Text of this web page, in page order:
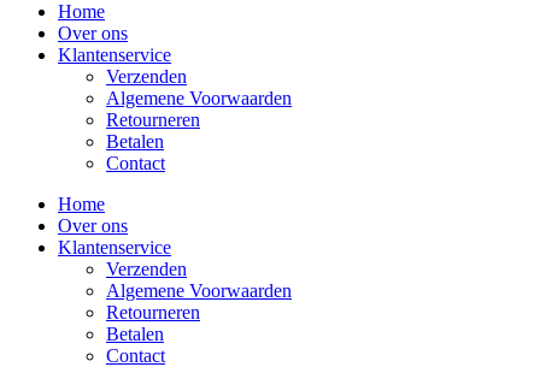
Home
Over ons
Klantenservice
Verzenden
Algemene Voorwaarden
Retourneren
Betalen
Contact
Home
Over ons
Klantenservice
Verzenden
Algemene Voorwaarden
Retourneren
Betalen
Contact